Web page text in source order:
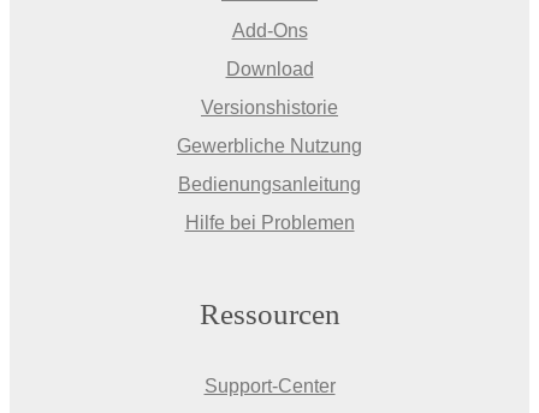
Add-Ons
Download
Versionshistorie
Gewerbliche Nutzung
Bedienungsanleitung
Hilfe bei Problemen
Ressourcen
Support-Center